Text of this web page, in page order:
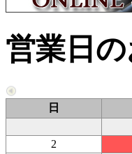
営業日
日
2